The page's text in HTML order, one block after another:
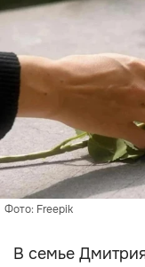
Фото: Freepik
В семье